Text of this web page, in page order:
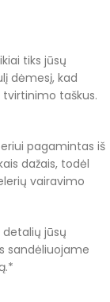
tiks jūsų
dėmesį, kad
taškus.
pagamintas iš
dažais, todėl
vairavimo
jūsų
sandėliuojame